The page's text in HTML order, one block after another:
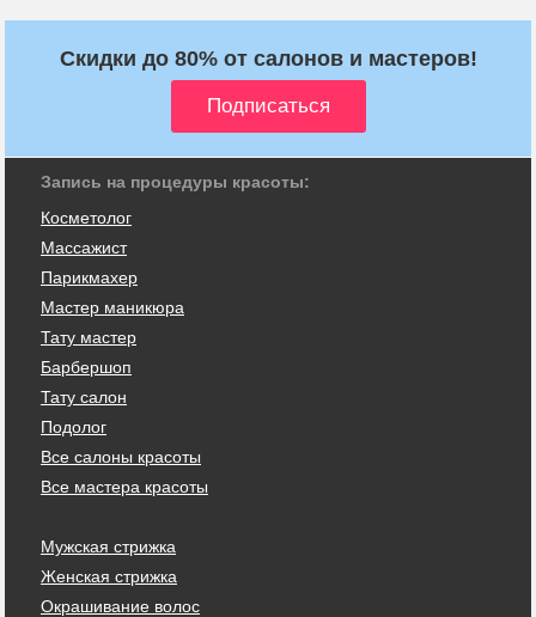
Скидки до 80% от салонов и мастеров!
Запись на процедуры красоты:
Косметолог
Массажист
Парикмахер
Мастер маникюра
Тату мастер
Барбершоп
Тату салон
Подолог
Все салоны красоты
Все мастера красоты
Мужская стрижка
Женская стрижка
Окрашивание волос